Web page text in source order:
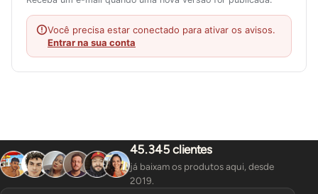
Você precisa estar conectado para ativar os avisos.
Entrar na sua conta
45.345 clientes
já baixam os produtos aqui, desde
2019.